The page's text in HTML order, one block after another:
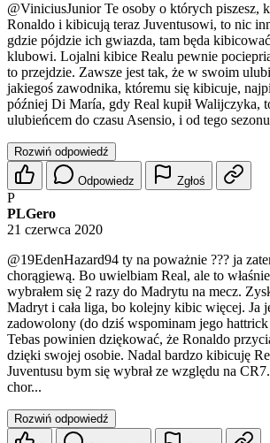
@ViniciusJuniorTe osoby o których piszesz,
Ronaldo i kibicują teraz Juventusowi, to nic
gdzie pójdzie ich gwiazda, tam będa
klubowi. Lojalni kibice Realu pewnie
to przejdzie. Zawsze jest tak, że w swoim
jakiegoś zawodnika, któremu się kibicuje,
później Di María, gdy Real kupił Walijczyka,
ulubieńcem do czasu Asensio, i od tego
Rozwiń odpowiedź
Odpowiedz Zgłoś
P
PLGero
21 czerwca 2020
@19EdenHazard94 ty na poważnie ??? ja
chorągiewą. Bo uwielbiam Real, ale to
wybrałem się 2 razy do Madrytu na mecz.
Madryt i cała liga, bo kolejny kibic więcej. Ja
zadowolony (do dziś wspominam jego
Tebas powinien dziękować, że Ronaldo
dzięki swojej osobie. Nadal bardzo kibicuję
Juventusu bym się wybrał ze względu na
chor...
Rozwiń odpowiedź